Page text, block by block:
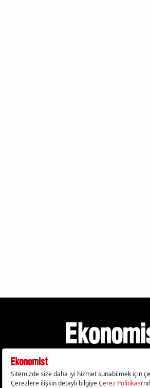
Gizlilik Politikası Çerez Politikası